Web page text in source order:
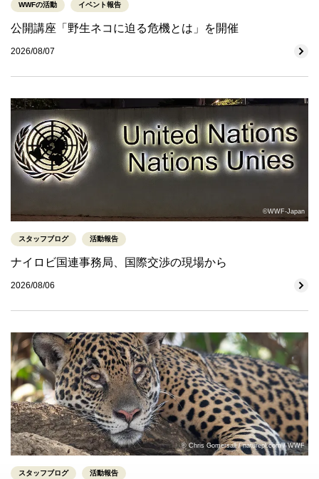
WWFの活動 イベント報告
公開講座「野生ネコに迫る危機とは」を開催
2026/08/07
©WWF-Japan
スタッフブログ 活動報告
ナイロビ国連事務局、国際交渉の現場から
2026/08/06
© Chris Gomersall / naturepl.com / WWF
スタッフブログ 活動報告